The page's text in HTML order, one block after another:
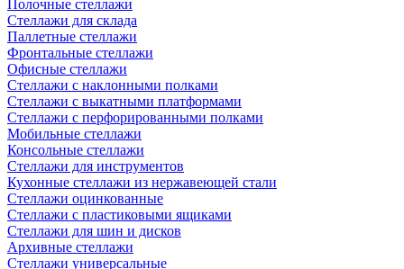
Полочные стеллажи
Стеллажи для склада
Паллетные стеллажи
Фронтальные стеллажи
Офисные стеллажи
Стеллажи с наклонными полками
Стеллажи с выкатными платформами
Стеллажи с перфорированными полками
Мобильные стеллажи
Консольные стеллажи
Стеллажи для инструментов
Кухонные стеллажи из нержавеющей стали
Стеллажи оцинкованные
Стеллажи с пластиковыми ящиками
Стеллажи для шин и дисков
Архивные стеллажи
Стеллажи универсальные